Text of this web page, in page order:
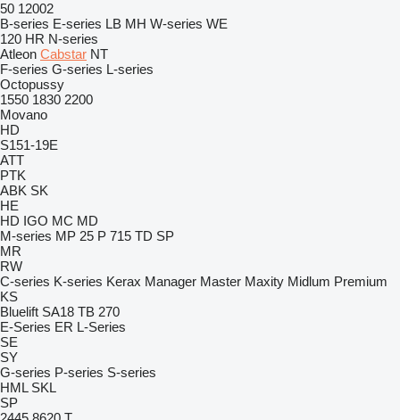
50 12002
B-series E-series LB MH W-series WE
120 HR N-series
Atleon Cabstar NT
F-series G-series L-series
Octopussy
1550 1830 2200
Movano
HD
S151-19E
ATT
PTK
ABK SK
HE
HD IGO MC MD
M-series MP 25 P 715 TD SP
MR
RW
C-series K-series Kerax Manager Master Maxity Midlum Premium
KS
Bluelift SA18 TB 270
E-Series ER L-Series
SE
SY
G-series P-series S-series
HML SKL
SP